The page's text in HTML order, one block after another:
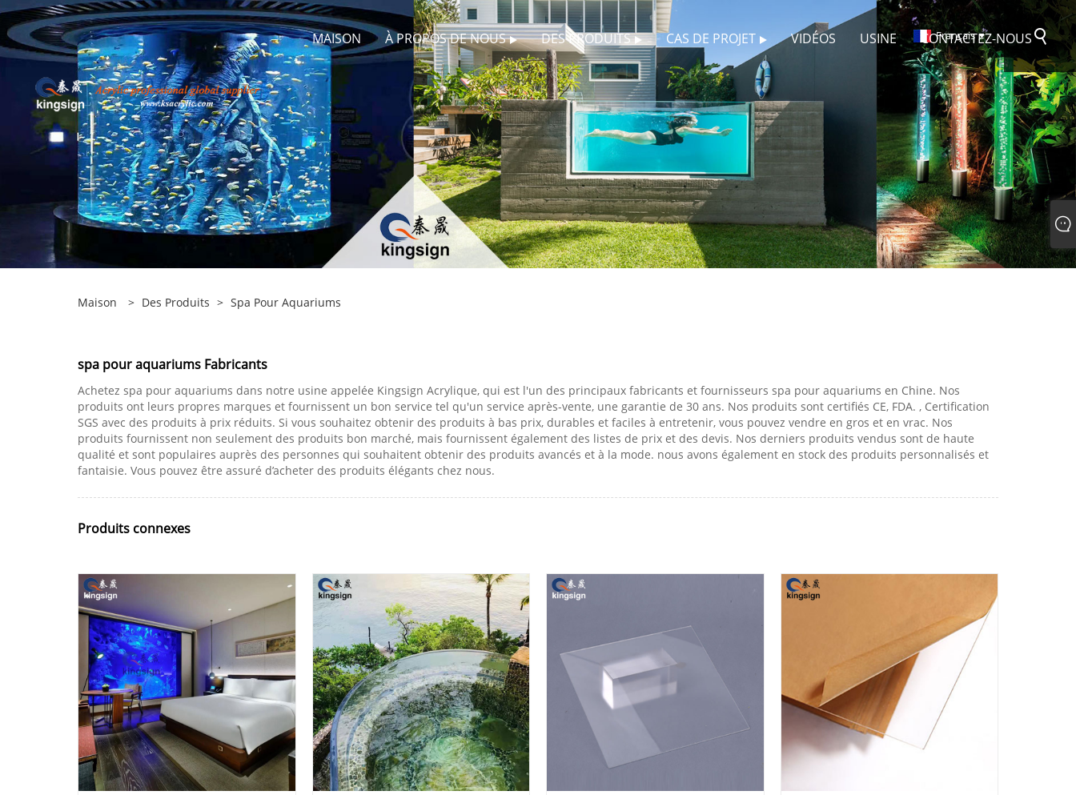
MAISON À PROPOS DE NOUS DES PRODUITS CAS DE PROJET VIDÉOS USINE CONTACTEZ-NOUS
Français
Maison > Des Produits > Spa Pour Aquariums
spa pour aquariums Fabricants
Achetez spa pour aquariums dans notre usine appelée Kingsign Acrylique, qui est l'un des principaux fabricants et fournisseurs spa pour aquariums en Chine. Nos
produits ont leurs propres marques et fournissent un bon service tel qu'un service après-vente, une garantie de 30 ans. Nos produits sont certifiés CE, FDA. , Certification
SGS avec des produits à prix réduits. Si vous souhaitez obtenir des produits à bas prix, durables et faciles à entretenir, vous pouvez vendre en gros et en vrac. Nos
produits fournissent non seulement des produits bon marché, mais fournissent également des listes de prix et des devis. Nos derniers produits vendus sont de haute
qualité et sont populaires auprès des personnes qui souhaitent obtenir des produits avancés et à la mode. nous avons également en stock des produits personnalisés et
fantaisie. Vous pouvez être assuré d’acheter des produits élégants chez nous.
Produits connexes